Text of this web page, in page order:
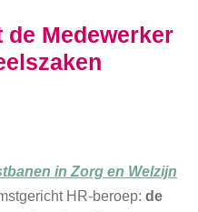
de Medewerker
in Zorg en Welzijn
HR-beroep: de